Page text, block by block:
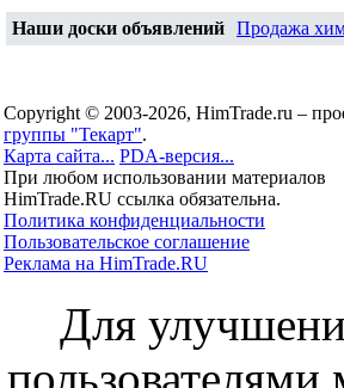
Наши доски объявлений Продажа
Copyright © 2003-2026, HimTrade.ru –
группы "Текарт".
Карта сайта... PDA-версия...
При любом использовании материалов
HimTrade.RU ссылка обязательна.
Политика конфиденциальности
Пользовательское соглашение
Реклама на HimTrade.RU
Для